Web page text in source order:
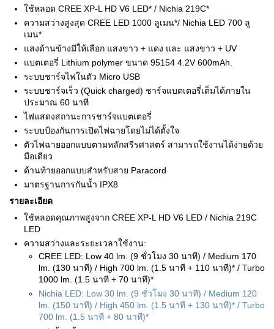
ใช้หลอด CREE XP-L HD V6 LED* / Nichia 219C*
ความสว่างสูงสุด CREE LED 1000 ลูเมน*/ Nichia LED 700 ลู
เมน*
แสงด้านข้างมีให้เลือก แสงขาว + แดง และ แสงขาว + UV
แบตเตอรี่ Lithium polymer ขนาด 95154 4.2V 600mAh.
ระบบชาร์จไฟในตัว Micro USB
ระบบชาร์จเร็ว (Quick charged) ชาร์จแบตเตอรี่เต็มได้ภายใน
ประมาณ 60 นาที
ไฟแสดงสถานะการชาร์จแบตเตอรี่
ระบบป้องกันการเปิดไฟฉายโดยไม่ได้ตั้งใจ
ตัวไฟฉายออกแบบตามหลักสรีรศาสตร์ สามารถใช้งานได้ง่ายด้วย
มือเดียว
ด้านท้ายออกแบบสำหรับสาย Paracord
มาตรฐานการกันน้ำ IPX8
รายละเอียด
ใช้หลอดคุณภาพสูงจาก CREE XP-L HD V6 LED / Nichia 219C
LED
ความสว่างและระยะเวลาใช้งาน:
CREE LED: Low 40 lm. (9 ชั่วโมง 30 นาที) / Medium 170
lm. (130 นาที) / High 700 lm. (1.5 นาที + 110 นาที)* / Turbo
1000 lm. (1.5 นาที + 70 นาที)*
Nichia LED: Low 30 lm. (9 ชั่วโมง 30 นาที) / Medium 120
lm. (150 นาที) / High 450 lm. (1.5 นาที + 130 นาที)* / Turbo
700 lm. (1.5 นาที + 80 นาที)*